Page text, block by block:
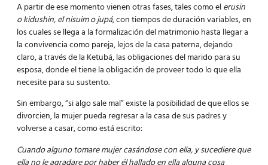
A partir de ese momento vienen otras fases, tales como elerusin
o kidushin, el nisuim o jupá, con tiempos de duración variables, en
los cuales se llega a la formalización del matrimonio hasta llegar a
la convivencia como pareja, lejos de la casa paterna, dejando
claro, a través de la Ketubá, las obligaciones del marido para su
esposa, donde el tiene la obligación de proveer todo lo que ella
necesite para su sustento.
Sin embargo, “si algo sale mal” existe la posibilidad de que ellos se
divorcien, la mujer pueda regresar a la casa de sus padres y
volverse a casar, como está escrito:
Cuando alguno tomare mujer casándose con ella, y sucediere que